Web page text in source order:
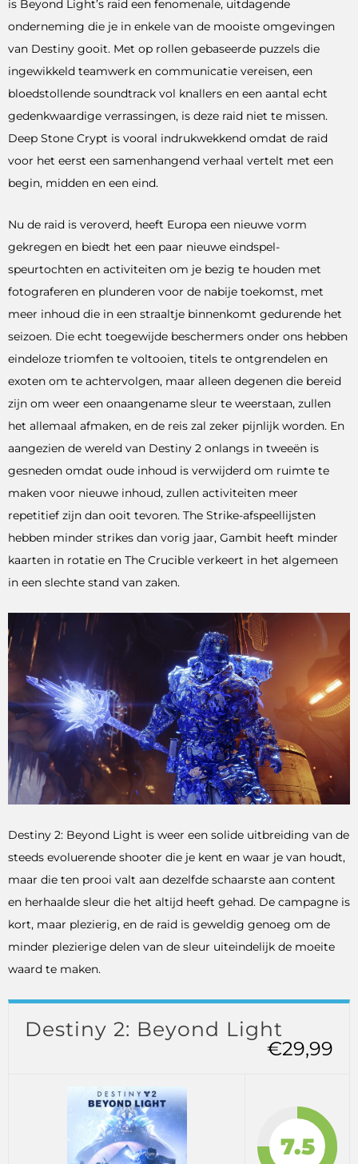
is Beyond Light’s raid een fenomenale, uitdagende
onderneming die je in enkele van de mooiste omgevingen
van Destiny gooit. Met op rollen gebaseerde puzzels die
ingewikkeld teamwerk en communicatie vereisen, een
bloedstollende soundtrack vol knallers en een aantal echt
gedenkwaardige verrassingen, is deze raid niet te missen.
Deep Stone Crypt is vooral indrukwekkend omdat de raid
voor het eerst een samenhangend verhaal vertelt met een
begin, midden en een eind.
Nu de raid is veroverd, heeft Europa een nieuwe vorm
gekregen en biedt het een paar nieuwe eindspel-
speurtochten en activiteiten om je bezig te houden met
fotograferen en plunderen voor de nabije toekomst, met
meer inhoud die in een straaltje binnenkomt gedurende het
seizoen. Die echt toegewijde beschermers onder ons hebben
eindeloze triomfen te voltooien, titels te ontgrendelen en
exoten om te achtervolgen, maar alleen degenen die bereid
zijn om weer een onaangename sleur te weerstaan, zullen
het allemaal afmaken, en de reis zal zeker pijnlijk worden. En
aangezien de wereld van Destiny 2 onlangs in tweeën is
gesneden omdat oude inhoud is verwijderd om ruimte te
maken voor nieuwe inhoud, zullen activiteiten meer
repetitief zijn dan ooit tevoren. The Strike-afspeellijsten
hebben minder strikes dan vorig jaar, Gambit heeft minder
kaarten in rotatie en The Crucible verkeert in het algemeen
in een slechte stand van zaken.
Destiny 2: Beyond Light is weer een solide uitbreiding van de
steeds evoluerende shooter die je kent en waar je van houdt,
maar die ten prooi valt aan dezelfde schaarste aan content
en herhaalde sleur die het altijd heeft gehad. De campagne is
kort, maar plezierig, en de raid is geweldig genoeg om de
minder plezierige delen van de sleur uiteindelijk de moeite
waard te maken.
Destiny 2: Beyond Light
€29,99
7.5